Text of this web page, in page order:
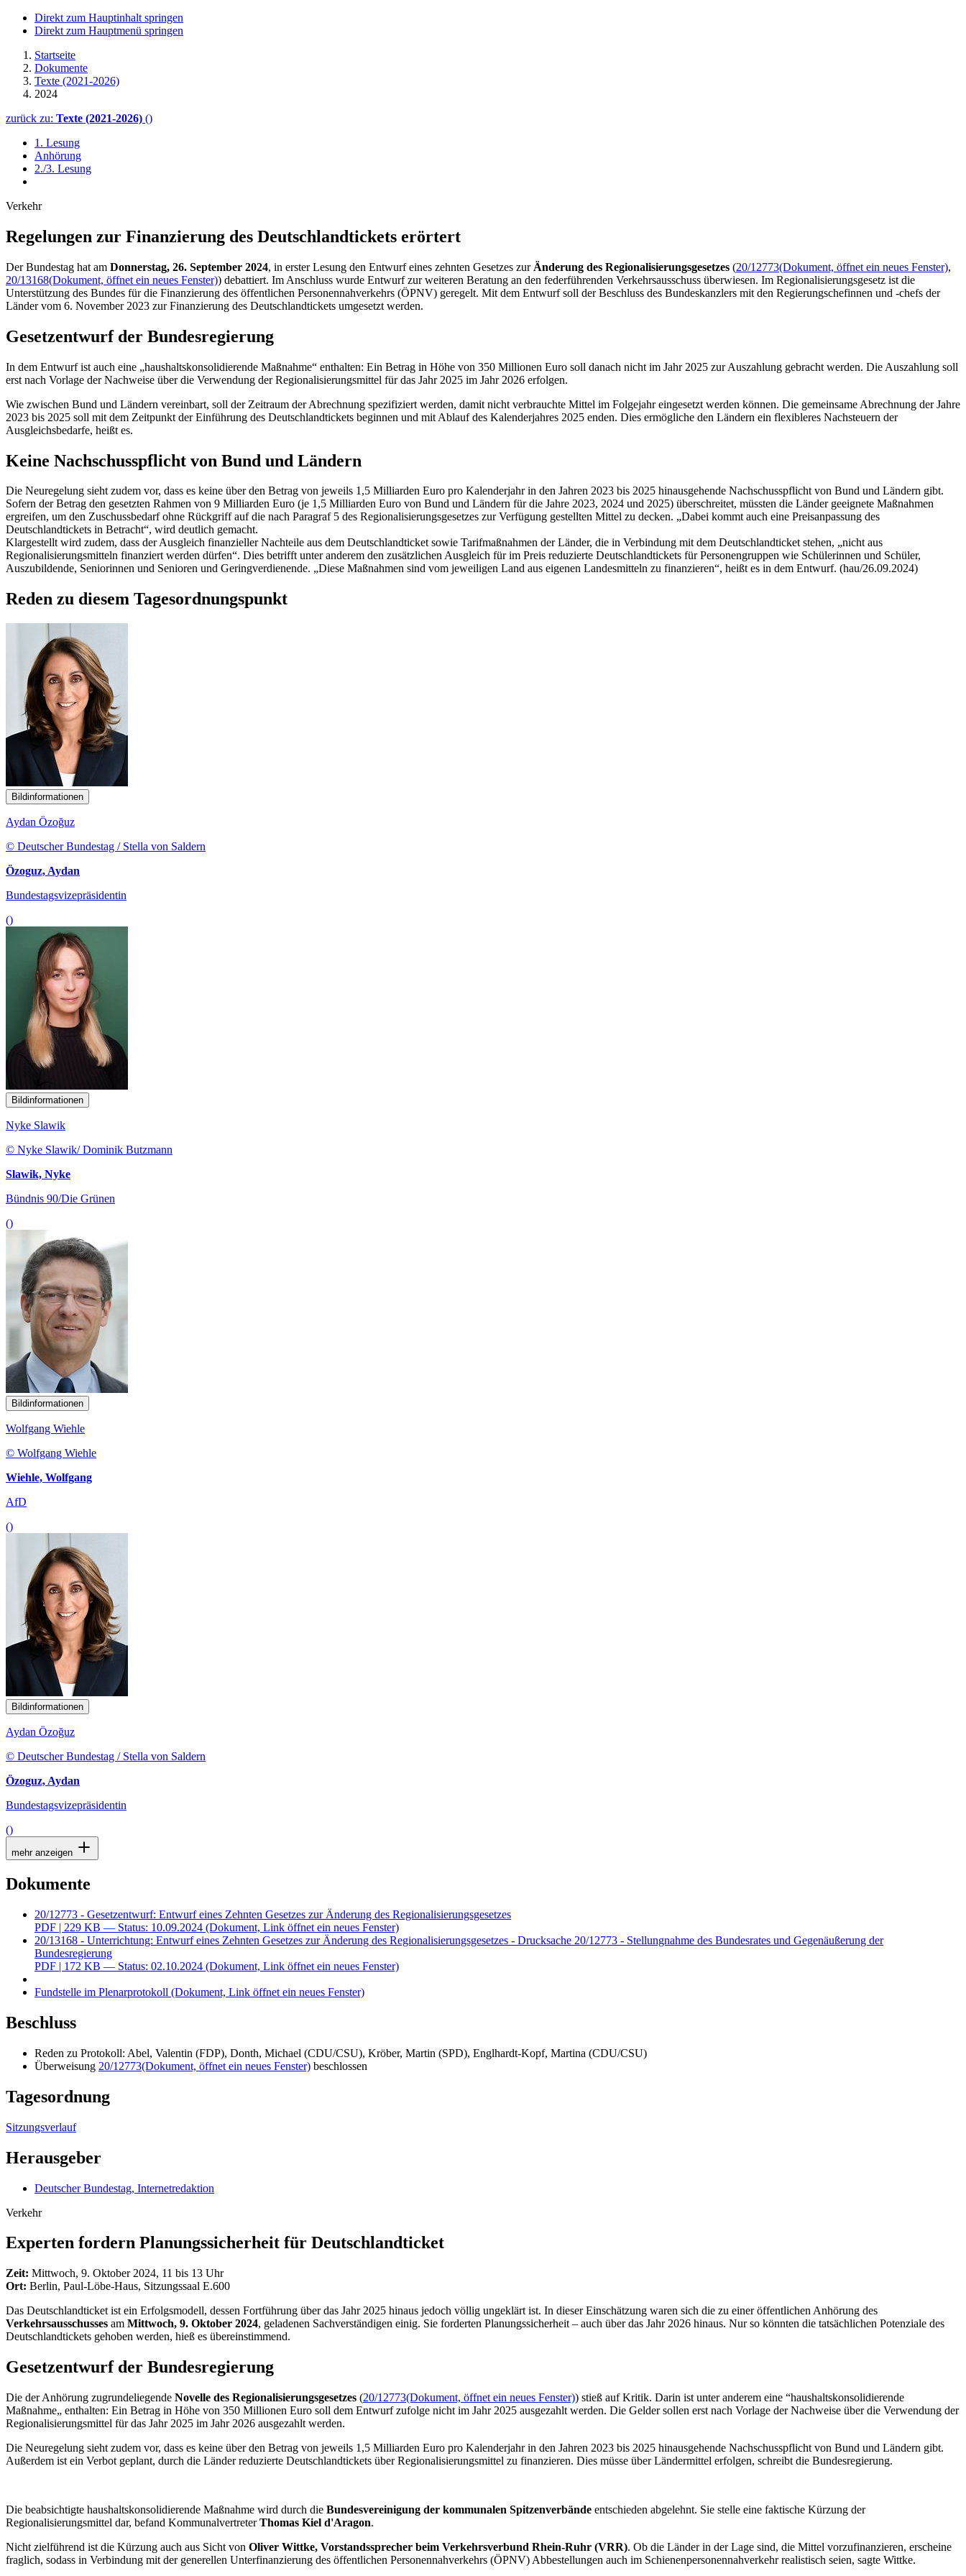
Direkt zum Hauptinhalt springen
Direkt zum Hauptmenü springen
Startseite
Dokumente
Texte (2021-2026)
2024
zurück zu: Texte (2021-2026) ()
1. Lesung
Anhörung
2./3. Lesung
Verkehr
Regelungen zur Finanzierung des Deutschlandtickets erörtert
Der Bundestag hat am Donnerstag, 26. September 2024, in erster Lesung den Entwurf eines zehnten Gesetzes zur Änderung des Regionalisierungsgesetzes (20/12773(Dokument, öffnet ein neues Fenster),
20/13168(Dokument, öffnet ein neues Fenster)) debattiert. Im Anschluss wurde Entwurf zur weiteren Beratung an den federführenden Verkehrsausschuss überwiesen. Im Regionalisierungsgesetz ist die
Unterstützung des Bundes für die Finanzierung des öffentlichen Personennahverkehrs (ÖPNV) geregelt. Mit dem Entwurf soll der Beschluss des Bundeskanzlers mit den Regierungschefinnen und -chefs der
Länder vom 6. November 2023 zur Finanzierung des Deutschlandtickets umgesetzt werden.
Gesetzentwurf der Bundesregierung
In dem Entwurf ist auch eine „haushaltskonsolidierende Maßnahme“ enthalten: Ein Betrag in Höhe von 350 Millionen Euro soll danach nicht im Jahr 2025 zur Auszahlung gebracht werden. Die Auszahlung soll
erst nach Vorlage der Nachweise über die Verwendung der Regionalisierungsmittel für das Jahr 2025 im Jahr 2026 erfolgen.
Wie zwischen Bund und Ländern vereinbart, soll der Zeitraum der Abrechnung spezifiziert werden, damit nicht verbrauchte Mittel im Folgejahr eingesetzt werden können. Die gemeinsame Abrechnung der Jahre
2023 bis 2025 soll mit dem Zeitpunkt der Einführung des Deutschlandtickets beginnen und mit Ablauf des Kalenderjahres 2025 enden. Dies ermögliche den Ländern ein flexibleres Nachsteuern der
Ausgleichsbedarfe, heißt es.
Keine Nachschusspflicht von Bund und Ländern
Die Neuregelung sieht zudem vor, dass es keine über den Betrag von jeweils 1,5 Milliarden Euro pro Kalenderjahr in den Jahren 2023 bis 2025 hinausgehende Nachschusspflicht von Bund und Ländern gibt.
Sofern der Betrag den gesetzten Rahmen von 9 Milliarden Euro (je 1,5 Milliarden Euro von Bund und Ländern für die Jahre 2023, 2024 und 2025) überschreitet, müssten die Länder geeignete Maßnahmen
ergreifen, um den Zuschussbedarf ohne Rückgriff auf die nach Paragraf 5 des Regionalisierungsgesetzes zur Verfügung gestellten Mittel zu decken. „Dabei kommt auch eine Preisanpassung des
Deutschlandtickets in Betracht“, wird deutlich gemacht.
Klargestellt wird zudem, dass der Ausgleich finanzieller Nachteile aus dem Deutschlandticket sowie Tarifmaßnahmen der Länder, die in Verbindung mit dem Deutschlandticket stehen, „nicht aus
Regionalisierungsmitteln finanziert werden dürfen“. Dies betrifft unter anderem den zusätzlichen Ausgleich für im Preis reduzierte Deutschlandtickets für Personengruppen wie Schülerinnen und Schüler,
Auszubildende, Seniorinnen und Senioren und Geringverdienende. „Diese Maßnahmen sind vom jeweiligen Land aus eigenen Landesmitteln zu finanzieren“, heißt es in dem Entwurf. (hau/26.09.2024)
Reden zu diesem Tagesordnungspunkt
Bildinformationen
Aydan Özoğuz
© Deutscher Bundestag / Stella von Saldern
Özoguz, Aydan
Bundestagsvizepräsidentin
()
Bildinformationen
Nyke Slawik
© Nyke Slawik/ Dominik Butzmann
Slawik, Nyke
Bündnis 90/Die Grünen
()
Bildinformationen
Wolfgang Wiehle
© Wolfgang Wiehle
Wiehle, Wolfgang
AfD
()
Bildinformationen
Aydan Özoğuz
© Deutscher Bundestag / Stella von Saldern
Özoguz, Aydan
Bundestagsvizepräsidentin
()
mehr anzeigen
Dokumente
20/12773 - Gesetzentwurf: Entwurf eines Zehnten Gesetzes zur Änderung des Regionalisierungsgesetzes
PDF | 229 KB — Status: 10.09.2024 (Dokument, Link öffnet ein neues Fenster)
20/13168 - Unterrichtung: Entwurf eines Zehnten Gesetzes zur Änderung des Regionalisierungsgesetzes - Drucksache 20/12773 - Stellungnahme des Bundesrates und Gegenäußerung der
Bundesregierung
PDF | 172 KB — Status: 02.10.2024 (Dokument, Link öffnet ein neues Fenster)
Fundstelle im Plenarprotokoll (Dokument, Link öffnet ein neues Fenster)
Beschluss
Reden zu Protokoll: Abel, Valentin (FDP), Donth, Michael (CDU/CSU), Kröber, Martin (SPD), Englhardt-Kopf, Martina (CDU/CSU)
Überweisung 20/12773(Dokument, öffnet ein neues Fenster) beschlossen
Tagesordnung
Sitzungsverlauf
Herausgeber
Deutscher Bundestag, Internetredaktion
Verkehr
Experten fordern Planungssicherheit für Deutschlandticket
Zeit: Mittwoch, 9. Oktober 2024, 11 bis 13 Uhr
Ort: Berlin, Paul-Löbe-Haus, Sitzungssaal E.600
Das Deutschlandticket ist ein Erfolgsmodell, dessen Fortführung über das Jahr 2025 hinaus jedoch völlig ungeklärt ist. In dieser Einschätzung waren sich die zu einer öffentlichen Anhörung des
Verkehrsausschusses am Mittwoch, 9. Oktober 2024, geladenen Sachverständigen einig. Sie forderten Planungssicherheit – auch über das Jahr 2026 hinaus. Nur so könnten die tatsächlichen Potenziale des
Deutschlandtickets gehoben werden, hieß es übereinstimmend.
Gesetzentwurf der Bundesregierung
Die der Anhörung zugrundeliegende Novelle des Regionalisierungsgesetzes (20/12773(Dokument, öffnet ein neues Fenster)) stieß auf Kritik. Darin ist unter anderem eine “haushaltskonsolidierende
Maßnahme„ enthalten: Ein Betrag in Höhe von 350 Millionen Euro soll dem Entwurf zufolge nicht im Jahr 2025 ausgezahlt werden. Die Gelder sollen erst nach Vorlage der Nachweise über die Verwendung der
Regionalisierungsmittel für das Jahr 2025 im Jahr 2026 ausgezahlt werden.
Die Neuregelung sieht zudem vor, dass es keine über den Betrag von jeweils 1,5 Milliarden Euro pro Kalenderjahr in den Jahren 2023 bis 2025 hinausgehende Nachschusspflicht von Bund und Ländern gibt.
Außerdem ist ein Verbot geplant, durch die Länder reduzierte Deutschlandtickets über Regionalisierungsmittel zu finanzieren. Dies müsse über Ländermittel erfolgen, schreibt die Bundesregierung.
Die beabsichtigte haushaltskonsolidierende Maßnahme wird durch die Bundesvereinigung der kommunalen Spitzenverbände entschieden abgelehnt. Sie stelle eine faktische Kürzung der
Regionalisierungsmittel dar, befand KommunalvertreterThomas Kiel d'Aragon.
Nicht zielführend ist die Kürzung auch aus Sicht von Oliver Wittke, Vorstandssprecher beim Verkehrsverbund Rhein-Ruhr (VRR). Ob die Länder in der Lage sind, die Mittel vorzufinanzieren, erscheine
fraglich, sodass in Verbindung mit der generellen Unterfinanzierung des öffentlichen Personennahverkehrs (ÖPNV) Abbestellungen auch im Schienenpersonennahverkehr realistisch seien, sagte Wittke.